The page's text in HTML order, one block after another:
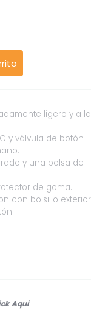
ligero y a la
y válvula de botón
y una bolsa de
de goma.
con bolsillo exterior
Aqui